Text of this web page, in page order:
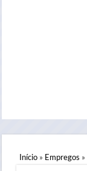
Início» Empregos »